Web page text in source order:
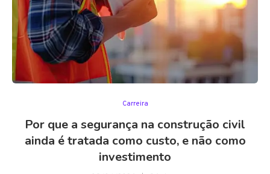
Carreira
Por que a segurança na construção civil
ainda é tratada como custo, e não como
investimento